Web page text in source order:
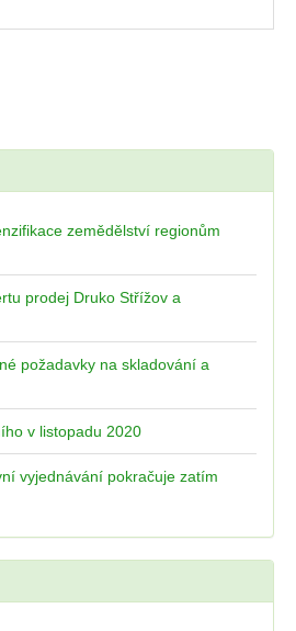
zemědělství regionům
prodej Druko Střížov a
požadavky na skladování a
v listopadu 2020
vyjednávání pokračuje zatím